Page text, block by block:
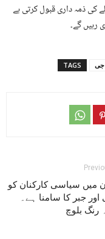
کی ذمہ داری قبول کرتی ہے
رہیں گے۔
TAGS جی
میں سیاسی کارکنان کو
اور جبر کا سامنا ہے۔
رنگ بلوچ